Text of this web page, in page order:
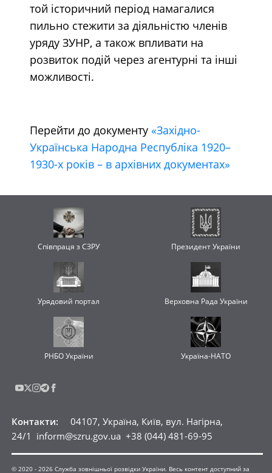
той історичний період намагалися
пильно стежити за діяльністю членів
уряду ЗУНР, а також впливати на
розвиток подій через агентурні та інші
можливості.
Перейти до документу «Західно-
Українська Народна Республіка 1920–
1930-х років – в архівних документах»
Співпраця з СЗРУ Президент України
Урядовий портал Верховна Рада України
РНБО України Україна-НАТО
Контакти:
04107, Україна, Київ, вул. Нагірна,
24/1 inform@szru.gov.ua +38 (044) 481-69-95
© 2020 -2026 Служба зовнішньої розвідки України. Весь контент доступний за